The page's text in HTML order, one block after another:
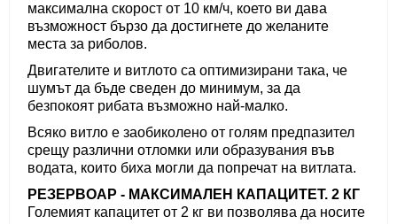
максимална скорост от 10 км/ч, което ви дава
възможност бързо да достигнете до желаните
места за риболов.
Двигателите и витлото са оптимизирани така, че
шумът да бъде сведен до минимум, за да
безпокоят рибата възможно най-малко.
Всяко витло е заобиколено от голям предпазител
срещу различни отломки или образувания във
водата, които биха могли да попречат на витлата.
РЕЗЕРВОАР - МАКСИМАЛЕН КАПАЦИТЕТ. 2 КГ
Големият капацитет от 2 кг ви позволява да носите